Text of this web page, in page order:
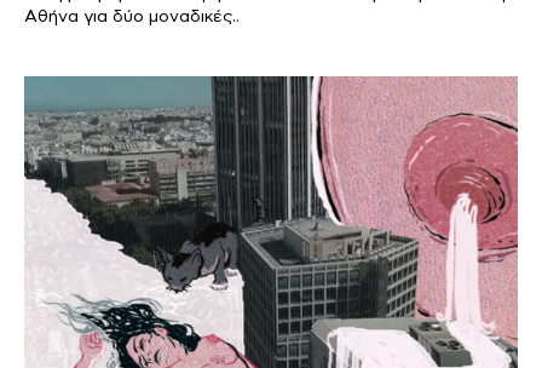
Αθήνα για δύο μοναδικές..